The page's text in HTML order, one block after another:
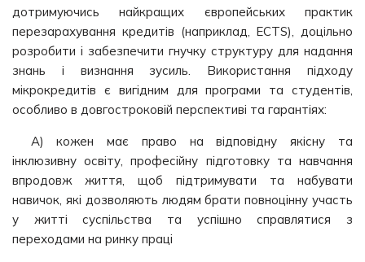
дотримуючись найкращих європейських практик
перезарахування кредитів (наприклад, ECTS), доцільно
розробити і забезпечити гнучку структуру для надання
знань і визнання зусиль. Використання підходу
мікрокредитів є вигідним для програми та студентів,
особливо в довгостроковій перспективі та гарантіях:
А) кожен має право на відповідну якісну та
інклюзивну освіту, професійну підготовку та навчання
впродовж життя, щоб підтримувати та набувати
навичок, які дозволяють людям брати повноцінну участь
у житті суспільства та успішно справлятися з
переходами на ринку праці